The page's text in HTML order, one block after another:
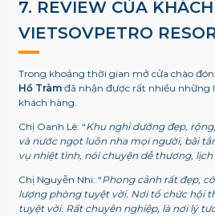
7. REVIEW CỦA
VIETSOVPETRO
Trong khoảng thời gian mở cửa chào
Hồ Tràmđã nhận được rất nhiều những
khách hàng.
Chị Oanh Lê: “Khu nghỉ dưỡng đẹp,
và nước ngọt luôn nha mọi người, bãi
vụ nhiệt tình, nói chuyện dễ thương, lịch
Chị Nguyễn Nhi: “Phong cảnh rất đẹp,
lượng phòng tuyệt vời. Nơi tổ chức hội
tuyệt vời. Rất chuyên nghiệp, là nơi lý